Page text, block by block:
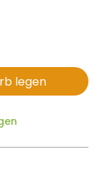
legen